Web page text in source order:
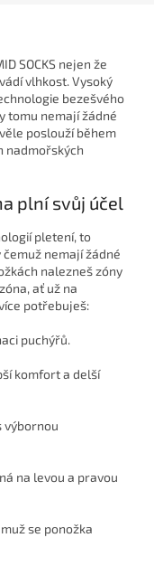
SOCKS nejen že
vlhkost. Vysoký
bezešvého
tomu nemají žádné
poslouží během
nadmořských
plní svůj účel
pletení, to
nemají žádné
nalezneš zóny
ať už na
potřebuješ:
puchýřů.
komfort a delší
výbornou
na levou a pravou
se ponožka